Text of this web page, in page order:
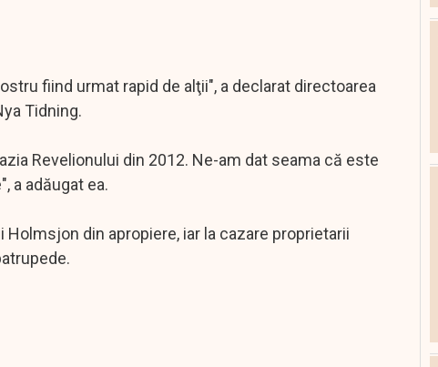
fiind urmat rapid de alţii", a declarat directoarea
Tidning.
Revelionului din 2012. Ne-am dat seama că este
a adăugat ea.
din apropiere, iar la cazare proprietarii